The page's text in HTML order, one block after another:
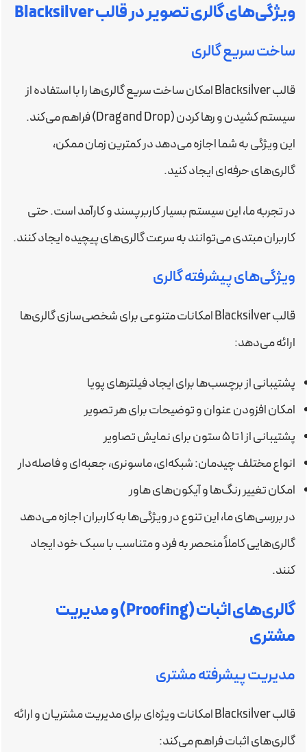
ویژگی‌های گالری تصویر در قالب Blacksilver
ساخت سریع گالری
قالب Blacksilver امکان ساخت سریع گالری‌ها را با استفاده از
سیستم کشیدن و رها کردن (Drag and Drop) فراهم می‌کند.
این ویژگی به شما اجازه می‌دهد در کمترین زمان ممکن،
گالری‌های حرفه‌ای ایجاد کنید.
در تجربه ما، این سیستم بسیار کاربرپسند و کارآمد است. حتی
کاربران مبتدی می‌توانند به سرعت گالری‌های پیچیده ایجاد کنند.
ویژگی‌های پیشرفته گالری
قالب Blacksilver امکانات متنوعی برای شخصی‌سازی گالری‌ها
ارائه می‌دهد:
پشتیبانی از برچسب‌ها برای ایجاد فیلترهای پویا
امکان افزودن عنوان و توضیحات برای هر تصویر
پشتیبانی از 1 تا 5 ستون برای نمایش تصاویر
انواع مختلف چیدمان: شبکه‌ای، ماسونری، جعبه‌ای و فاصله‌دار
امکان تغییر رنگ‌ها و آیکون‌های هاور
در بررسی‌های ما، این تنوع در ویژگی‌ها به کاربران اجازه می‌دهد
گالری‌هایی کاملاً منحصر به فرد و متناسب با سبک خود ایجاد
کنند.
گالری‌های اثبات (Proofing) و مدیریت
مشتری
مدیریت پیشرفته مشتری
قالب Blacksilver امکانات ویژه‌ای برای مدیریت مشتریان و ارائه
گالری‌های اثبات فراهم می‌کند: